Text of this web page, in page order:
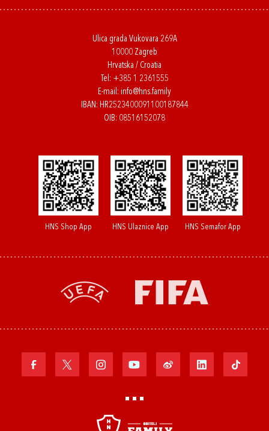
Ulica grada Vukovara 269A
10000 Zagreb
Hrvatska / Croatia
Tel: +385 1 2361555
E-mail: info@hns.family
IBAN: HR2523400091100187844
OIB: 08516152078
HNS Shop App HNS Ulaznice App HNS Semafor App